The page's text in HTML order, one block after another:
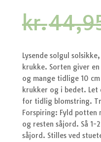
kr.
Lysende solgul
krukke. Sorten giver
og mange tidlige 10
krukker og i bedet.
for tidlig blomstring.
Forspiring: Fyld
og resten såjord. Så
såjord. Stilles ved